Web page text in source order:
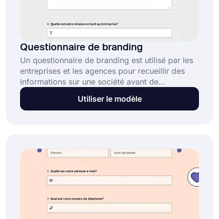
Questionnaire de branding
Un questionnaire de branding est utilisé par les
entreprises et les agences pour recueillir des
informations sur une société avant de
commencer un travail de branding ou de
design. Il aide à collecter des détails tels que la
branding gratuit :
Utiliser le modèle